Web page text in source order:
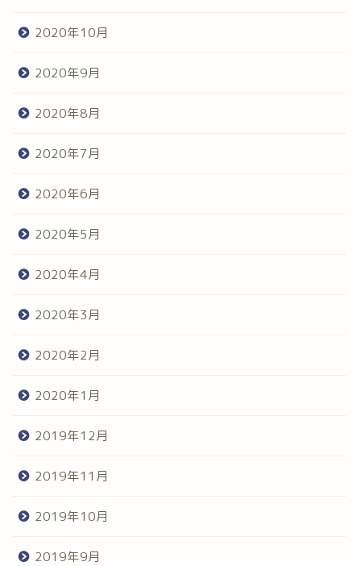
2020年10月
2020年9月
2020年8月
2020年7月
2020年6月
2020年5月
2020年4月
2020年3月
2020年2月
2020年1月
2019年12月
2019年11月
2019年10月
2019年9月